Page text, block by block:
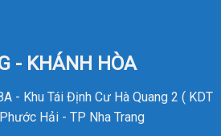
- KHÁNH HÒA
- Khu Tái Định Cư Hà Quang 2 ( KDT
Hải - TP Nha Trang